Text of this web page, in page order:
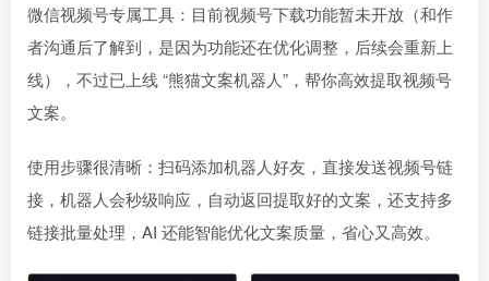
微信视频号专属工具：目前视频号下载功能暂未开放（和作
者沟通后了解到，是因为功能还在优化调整，后续会重新上
线），不过已上线 “熊猫文案机器人”，帮你高效提取视频号
文案。
使用步骤很清晰：扫码添加机器人好友，直接发送视频号链
接，机器人会秒级响应，自动返回提取好的文案，还支持多
链接批量处理，AI 还能智能优化文案质量，省心又高效。